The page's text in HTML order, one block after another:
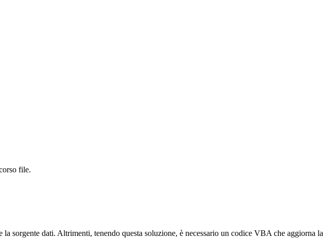
file.
sorgente dati. Altrimenti, tenendo questa soluzione, è necessario un codice VBA che aggiorna la